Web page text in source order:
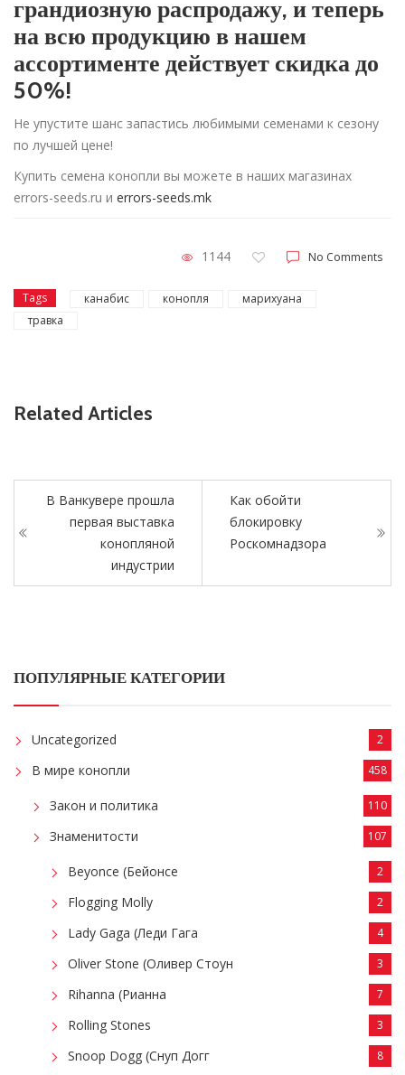
грандиозную распродажу, и теперь
на всю продукцию в нашем
ассортименте действует скидка до
50%!
Не упустите шанс запастись любимыми семенами к сезону
по лучшей цене!
Купить семена конопли вы можете в наших магазинах
errors-seeds.ru и errors-seeds.mk
1144 No Comments
Tags канабис конопля
марихуана
травка
Related Articles
В Ванкувере прошла
первая выставка
конопляной
индустрии
Как обойти
блокировку
Роскомнадзора
ПОПУЛЯРНЫЕ КАТЕГОРИИ
Uncategorized 2
В мире конопли 458
Закон и политика 110
Знаменитости 107
Beyonce (Бейонсе 2
Flogging Molly 2
Lady Gaga (Леди Гага 4
Oliver Stone (Оливер Стоун 3
Rihanna (Рианна 7
Rolling Stones 3
Snoop Dogg (Снуп Догг 8